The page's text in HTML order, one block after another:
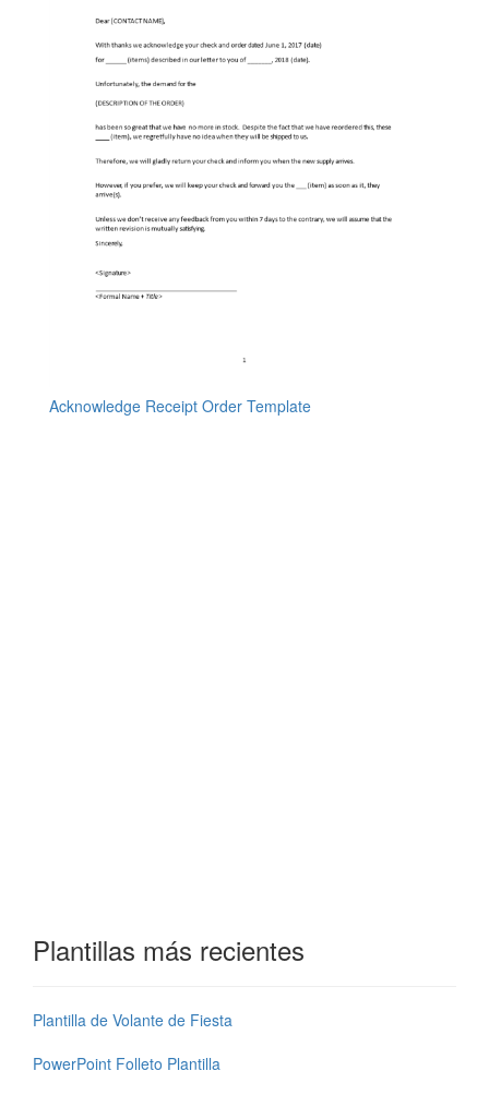
Acknowledge Receipt Order Template
Plantillas más recientes
Plantilla de Volante de Fiesta
PowerPoint Folleto Plantilla